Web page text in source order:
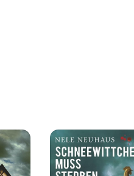
deutschen
und Pia Kirchhoff vom
immer auf dem neuesten
GmbH, Berlin (P)2017